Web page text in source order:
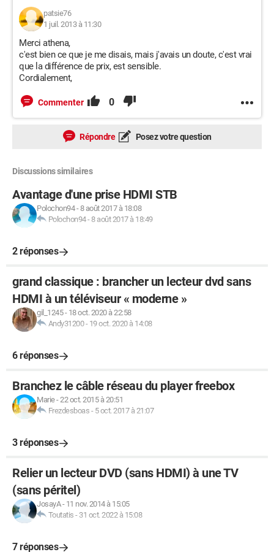
patsie76
1 juil. 2013 à 11:30
Merci athena,
c'est bien ce que je me disais, mais j'avais un doute, c'est vrai
que la différence de prix, est sensible.
Cordialement,
Commenter 0
Répondre Posez votre question
Discussions similaires
Avantage d'une prise HDMI STB
Polochon94-8 août 2017 à 18:08
Polochon94- 8 août 2017 à 18:49
2 réponses
grand classique : brancher un lecteur dvd sans
HDMI à un téléviseur « moderne »
gil_1245- 18 oct. 2020 à 22:58
Andy31200- 19 oct. 2020 à 14:08
6 réponses
Branchez le câble réseau du player freebox
Marie-22 oct. 2015 à 20:51
Frezdesboas - 5 oct. 2017 à 21:07
3 réponses
Relier un lecteur DVD (sans HDMI) à une TV
(sans péritel)
JosayA- 11 nov. 2014 à 15:05
Toutatis - 31 oct. 2022 à 15:08
7 réponses